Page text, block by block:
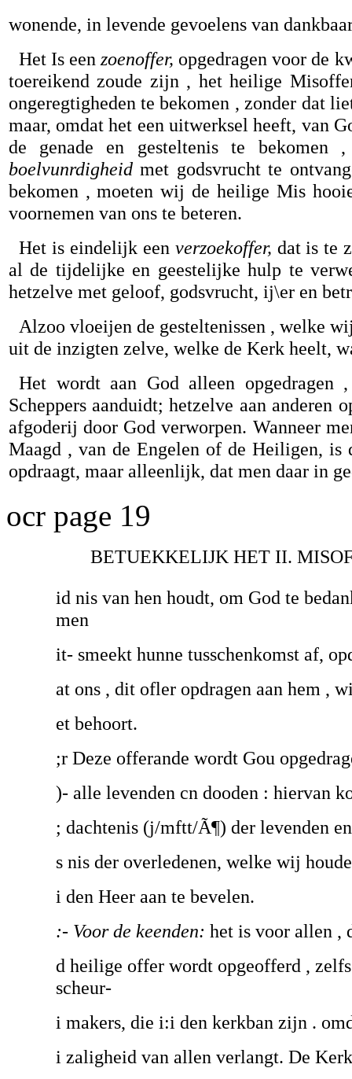
wonende, in levende gevoelens van
Het Is een zoenoffer, opgedragen voor de
toereikend zoude zijn , het heilige
ongeregtigheden te bekomen , zonder dat
maar, omdat het een uitwerksel heeft, van
de genade en gesteltenis te
boelvunrdigheidmet godsvrucht te
bekomen , moeten wij de heilige Mis
voornemen van ons te beteren.
Het is eindelijk een verzoekoffer, dat is te
al de tijdelijke en geestelijke hulp te
hetzelve met geloof, godsvrucht, ij\er en
Alzoo vloeijen de gesteltenissen , welke
uit de inzigten zelve, welke de Kerk heelt,
Het wordt aan God alleen
Scheppers aanduidt; hetzelve aan anderen
afgoderij door God verworpen. Wanneer
Maagd , van de Engelen of de Heiligen,
opdraagt, maar alleenlijk, dat men daar in
ocr page 19
BETUEKKELIJK HET II.
id nis van hen houdt, om God te
men
it- smeekt hunne tusschenkomst af,
at ons , dit ofler opdragen aan hem ,
et behoort.
;r Deze offerande wordt Gou
)- alle levenden cn dooden : hiervan
; dachtenis (j/mftt/Ã¶) der levenden
s nis der overledenen, welke wij
i den Heer aan te bevelen.
:- Voor de keenden: het is voor allen ,
d heilige offer wordt opgeofferd ,
scheur-
i makers, die i:i den kerkban zijn .
i zaligheid van allen verlangt. De